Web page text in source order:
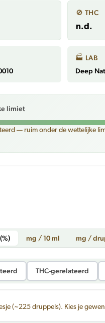
🚫 THC
n.d.
🏭 LAB
Deep
limiet
— ruim onder de wettelijke
mg / 10 ml
mg /
THC-gerelateerd
(~225 druppels). Kies je